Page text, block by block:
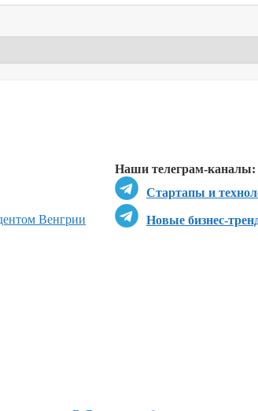
Наши телеграм-каналы:
Стартапы и
Новые бизнес-
Венгрии